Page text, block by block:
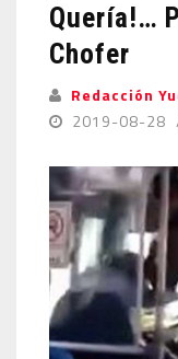
Quería!…
Chofer
Redacción
2019-08-28